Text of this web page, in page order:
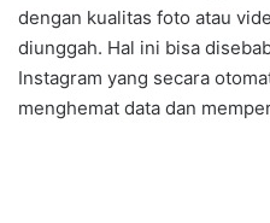
dengan kualitas foto atau
diunggah. Hal ini bisa
Instagram yang secara
menghemat data dan